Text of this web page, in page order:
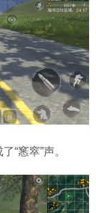
“窸窣”声。